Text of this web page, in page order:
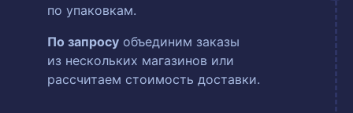
по упаковкам.
По запросу объединим заказы
из нескольких магазинов или
рассчитаем стоимость доставки.